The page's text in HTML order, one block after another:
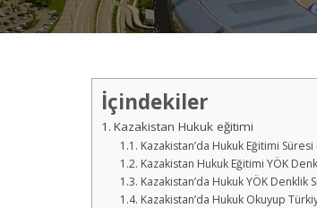
İçindekiler
Kazakistan Hukuk eğitimi
Kazakistan’da Hukuk Eğitimi Süresi
Kazakistan Hukuk Eğitimi YÖK
Kazakistan’da Hukuk YÖK Denklik
Kazakistan’da Hukuk Okuyup